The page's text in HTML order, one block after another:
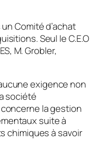
Comité d’achat
Seul le C.E.O
M. Grobler,
exigence non
société
la gestion
suite à
chimiques à savoir